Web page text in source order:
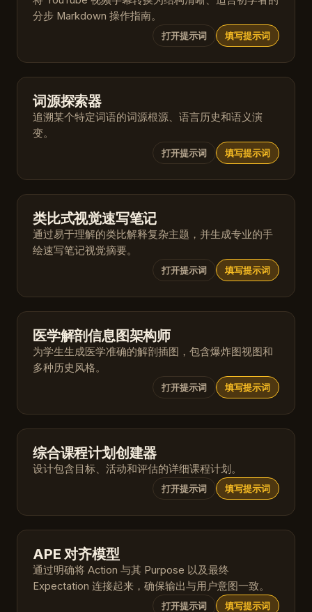
分步 Markdown 操作指南。
打开提示词 填写提示词
词源探索器
追溯某个特定词语的词源根源、语言历史和语义演
变。
打开提示词 填写提示词
类比式视觉速写笔记
通过易于理解的类比解释复杂主题，并生成专业的手
绘速写笔记视觉摘要。
打开提示词 填写提示词
医学解剖信息图架构师
为学生生成医学准确的解剖插图，包含爆炸图视图和
多种历史风格。
打开提示词 填写提示词
综合课程计划创建器
设计包含目标、活动和评估的详细课程计划。
打开提示词 填写提示词
APE 对齐模型
通过明确将 Action 与其 Purpose 以及最终
Expectation 连接起来，确保输出与用户意图一致。
打开提示词 填写提示词